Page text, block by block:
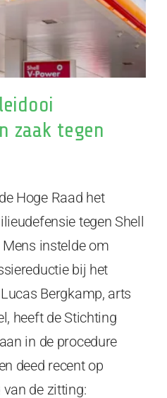
zaak tegen
Hoge Raad het
tegen Shell
instelde om
bij het
Bergkamp, arts
heeft de Stichting
in de procedure
deed recent op
van de zitting: